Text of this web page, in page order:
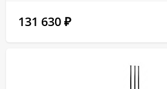
131 630 ₽